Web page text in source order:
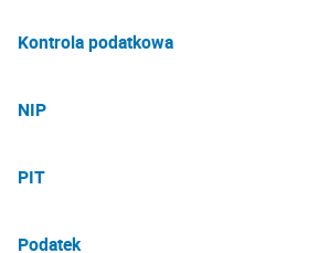
Kontrola podatkowa
NIP
PIT
Podatek